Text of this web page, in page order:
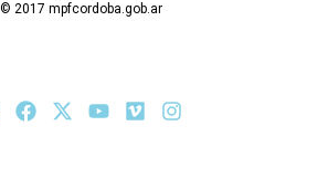
© 2017 mpfcordoba.gob.ar